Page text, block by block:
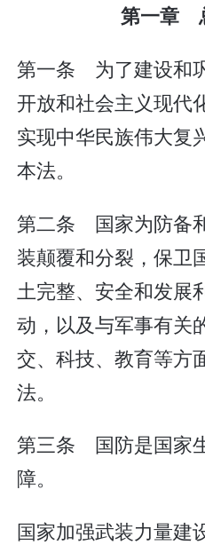
第一
第一条 为了建设和
开放和社会主义现代
实现中华民族伟大复
本法。
第二条 国家为防备
装颠覆和分裂，保卫
土完整、安全和发展
动，以及与军事有关
交、科技、教育等方
法。
第三条 国防是国家
障。
国家加强武装力量建